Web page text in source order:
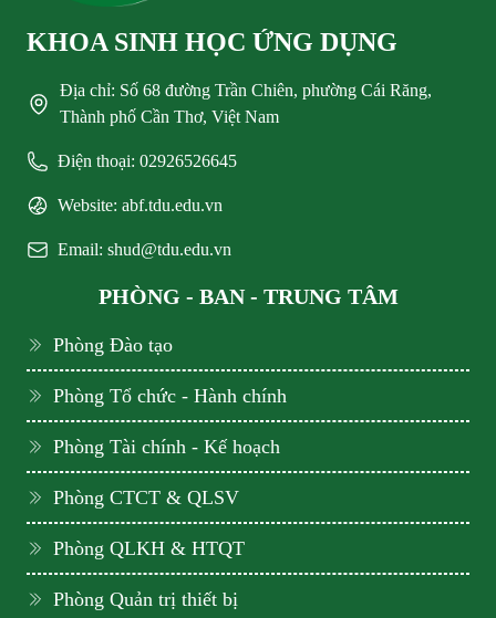
KHOA SINH HỌC ỨNG DỤNG
Địa chỉ: Số 68 đường Trần Chiên, phường Cái Răng,
Thành phố Cần Thơ, Việt Nam
Điện thoại: 02926526645
Website: abf.tdu.edu.vn
Email: shud@tdu.edu.vn
PHÒNG - BAN - TRUNG TÂM
Phòng Đào tạo
Phòng Tổ chức - Hành chính
Phòng Tài chính - Kế hoạch
Phòng CTCT & QLSV
Phòng QLKH & HTQT
Phòng Quản trị thiết bị